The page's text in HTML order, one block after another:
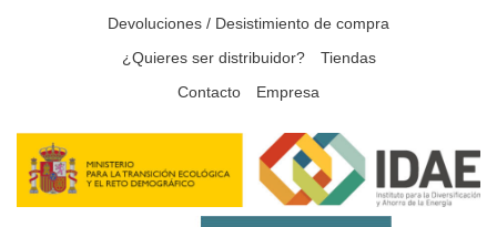
Devoluciones / Desistimiento de compra
¿Quieres ser distribuidor?
Tiendas
Contacto
Empresa